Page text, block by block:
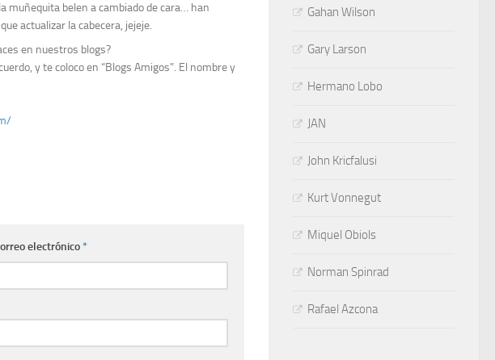
muñequita belen a cambiado de cara… han
actualizar la cabecera, jejeje.
en nuestros blogs?
y te coloco en “Blogs Amigos”. El nombre y
electrónico*
Gahan Wilson
Gary Larson
Hermano Lobo
JAN
John Kricfalusi
Kurt Vonnegut
Miquel Obiols
Norman Spinrad
Rafael Azcona